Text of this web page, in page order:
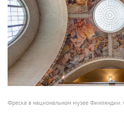
Фреска в национальном музее Финляндии.